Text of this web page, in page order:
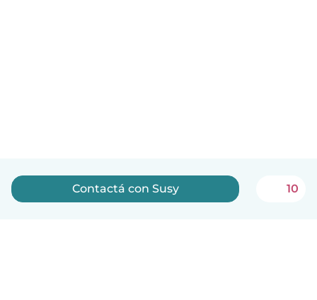
Contactá con Susy 10